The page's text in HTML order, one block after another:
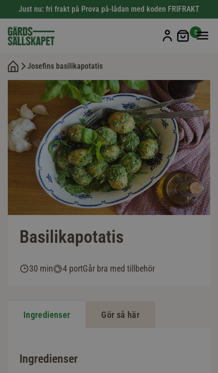
Just nu: fri frakt på Prova på-lådan med koden FRIFRAKT
Min
0
Josefins basilikapotatis
Basilikapotatis
30 min 4 portGår bra med tillbehör
Ingredienser Gör så här
Ingredienser